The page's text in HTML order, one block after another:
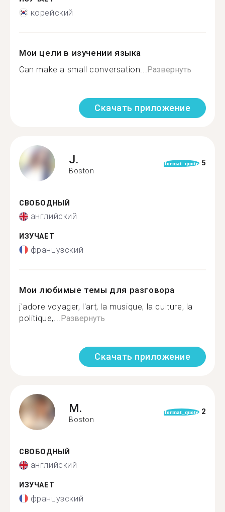
корейский
Мои цели в изучении языка
Can make a small conversation... Развернуть
Скачать приложение
J.
Boston
format_quote 5
СВОБОДНЫЙ
английский
ИЗУЧАЕТ
французский
Мои любимые темы для разговора
j'adore voyager, l'art, la musique, la culture, la
politique,... Развернуть
Скачать приложение
M.
Boston
format_quote 2
СВОБОДНЫЙ
английский
ИЗУЧАЕТ
французский